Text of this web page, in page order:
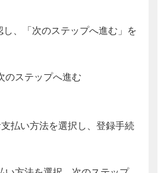
し、「次のステップへ進む」を
支払い方法を選択し、登録手続